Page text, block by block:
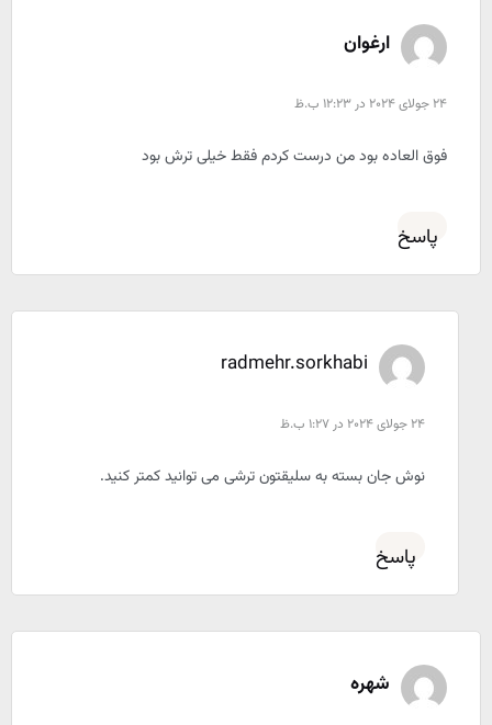
ارغوان
24 جولای 2024 در 12:23 ب.ظ
فوق العاده بود من درست کردم فقط خیلی ترش بود
پاسخ
radmehr.sorkhabi
24 جولای 2024 در 1:27 ب.ظ
نوش جان بسته به سلیقتون ترشی می توانید کمتر کنید.
پاسخ
شهره